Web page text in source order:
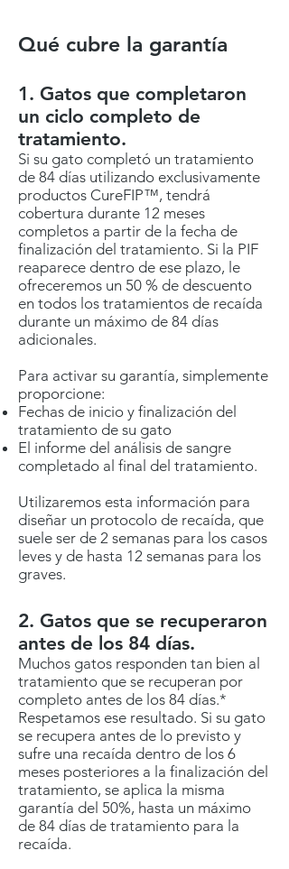
Qué cubre la garantía
1. Gatos que completaron
un ciclo completo de
tratamiento.
Si su gato completó un tratamiento
de 84 días utilizando exclusivamente
productos CureFIP™, tendrá
cobertura durante 12 meses
completos a partir de la fecha de
finalización del tratamiento. Si la PIF
reaparece dentro de ese plazo, le
ofreceremos un 50 % de descuento
en todos los tratamientos de recaída
durante un máximo de 84 días
adicionales.
Para activar su garantía, simplemente
proporcione:
Fechas de inicio y finalización del
tratamiento de su gato
El informe del análisis de sangre
completado al final del tratamiento.
Utilizaremos esta información para
diseñar un protocolo de recaída, que
suele ser de 2 semanas para los casos
leves y de hasta 12 semanas para los
graves.
2. Gatos que se recuperaron
antes de los 84 días.
Muchos gatos responden tan bien al
tratamiento que se recuperan por
completo antes de los 84 días.*
Respetamos ese resultado. Si su gato
se recupera antes de lo previsto y
sufre una recaída dentro de los 6
meses posteriores a la finalización del
tratamiento, se aplica la misma
garantía del 50%, hasta un máximo
de 84 días de tratamiento para la
recaída.